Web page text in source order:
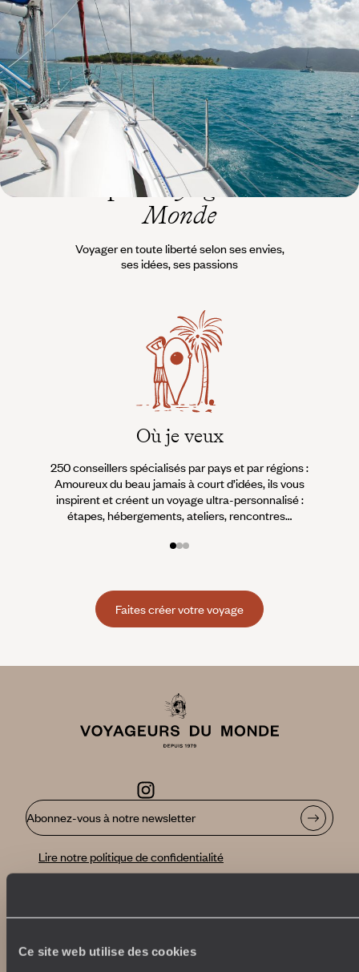
Ce site web utilise des cookies
Loin du monde, entre amis ou en famille, une approche verte et intime
des Iles Vierges Britanniques
10 jours, de 6600 à 9500 €
L’espritVoyageurs du
Monde
Voyager en toute liberté selon ses envies,
ses idées, ses passions
Où je veux
250 conseillers spécialisés par pays et par régions :
Amoureux du beau jamais à court d’idées, ils vous
inspirent et créent un voyage ultra-personnalisé :
étapes, hébergements, ateliers, rencontres…
Faites créer votre voyage
Abonnez-vous à notre newsletter
Lire notre politique de confidentialité
100% carbone absorbé
On part où ?